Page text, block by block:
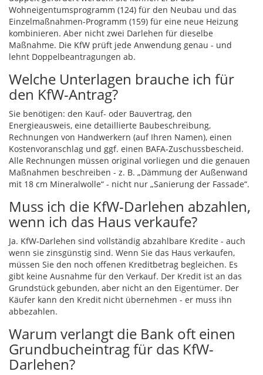
Wohneigentumsprogramm (124) für den Neubau und das
Einzelmaßnahmen-Programm (159) für eine neue Heizung
kombinieren. Aber nicht zwei Darlehen für dieselbe
Maßnahme. Die KfW prüft jede Anwendung genau - und
lehnt Doppelbeantragungen ab.
Welche Unterlagen brauche ich für
den KfW-Antrag?
Sie benötigen: den Kauf- oder Bauvertrag, den
Energieausweis, eine detaillierte Baubeschreibung,
Rechnungen von Handwerkern (auf Ihren Namen), einen
Kostenvoranschlag und ggf. einen BAFA-Zuschussbescheid.
Alle Rechnungen müssen original vorliegen und die genauen
Maßnahmen beschreiben - z. B. „Dämmung der Außenwand
mit 18 cm Mineralwolle“ - nicht nur „Sanierung der Fassade“.
Muss ich die KfW-Darlehen abzahlen,
wenn ich das Haus verkaufe?
Ja. KfW-Darlehen sind vollständig abzahlbare Kredite - auch
wenn sie zinsgünstig sind. Wenn Sie das Haus verkaufen,
müssen Sie den noch offenen Kreditbetrag begleichen. Es
gibt keine Ausnahme für den Verkauf. Der Kredit ist an das
Grundstück gebunden, aber nicht an den Eigentümer. Der
Käufer kann den Kredit nicht übernehmen - er muss ihn
abbezahlen.
Warum verlangt die Bank oft einen
Grundbucheintrag für das KfW-
Darlehen?